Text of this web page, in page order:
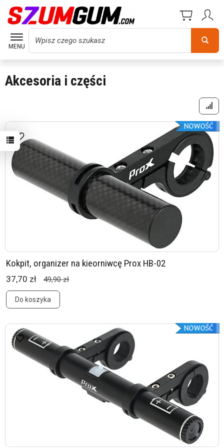
MENU
Wyszukaj
Akcesoria i części
Kokpit, organizer na kieorniwcę Prox HB-02
37,70 zł 49,90 zł
Do koszyka